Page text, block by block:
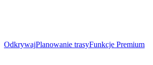
OdkrywajPlanowanie trasyFunkcje Premium